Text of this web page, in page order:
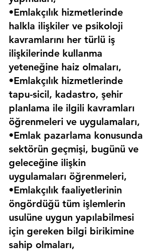
•Emlakçılık hizmetlerinde
halkla ilişkiler ve psikoloji
kavramlarını her türlü iş
ilişkilerinde kullanma
yeteneğine haiz olmaları,
•Emlakçılık hizmetlerinde
tapu-sicil, kadastro, şehir
planlama ile ilgili kavramları
öğrenmeleri ve uygulamaları,
•Emlak pazarlama konusunda
sektörün geçmişi, bugünü ve
geleceğine ilişkin
uygulamaları öğrenmeleri,
•Emlakçılık faaliyetlerinin
öngördüğü tüm işlemlerin
usulüne uygun yapılabilmesi
için gereken bilgi birikimine
sahip olmaları,